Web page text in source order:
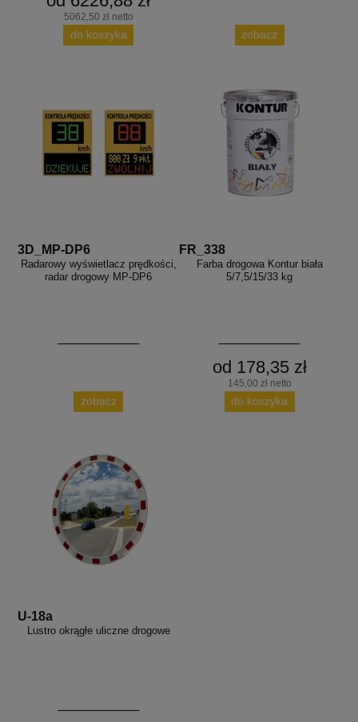
5062,50 zł netto
do koszyka zobacz
3D_MP-DP6
Radarowy wyświetlacz prędkości,
radar drogowy MP-DP6
zobacz
FR_338
Farba drogowa Kontur biała
5/7,5/15/33 kg
od 178,35 zł
145,00 zł netto
do koszyka
U-18a
Lustro okrągłe uliczne drogowe